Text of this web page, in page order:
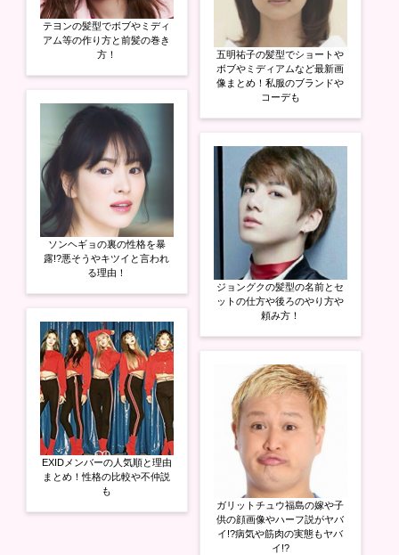
テヨンの髪型でボブやミディ
アム等の作り方と前髪の巻き
方！
ソンヘギョの裏の性格を暴
露!?悪そうやキツイと言われ
る理由！
EXIDメンバーの人気順と理由
まとめ！性格の比較や不仲説
も
五明祐子の髪型でショートや
ボブやミディアムなど最新画
像まとめ！私服のブランドや
コーデも
ジョングクの髪型の名前とセ
ットの仕方や後ろのやり方や
頼み方！
ガリットチュウ福島の嫁や子
供の顔画像やハーフ説がヤバ
イ!?病気や筋肉の実態もヤバ
イ!?